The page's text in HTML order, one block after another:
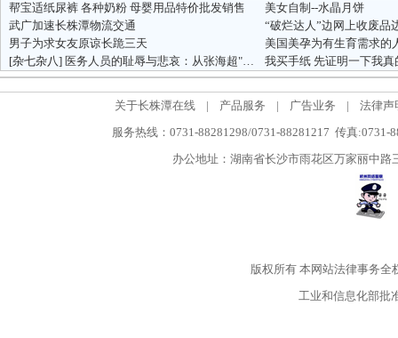
帮宝适纸尿裤 各种奶粉 母婴用品特价批发销售
美女自制--水晶月饼
武广加速长株潭物流交通
“破烂达人”边网上收废品
男子为求女友原谅长跪三天
美国美孕为有生育需求的
[杂七杂八] 医务人员的耻辱与悲哀：从张海超"开胸验肺"想到的... 我买手纸 先证明一下我
关于长株潭在线 | 产品服务 | 广告业务 |
法律声
服务热线：0731-88281298/0731-88281217 传真:0731-
办公地址：湖南省长沙市雨花区万家丽中
版权所有本网站法律事务全
工业和信息化部批